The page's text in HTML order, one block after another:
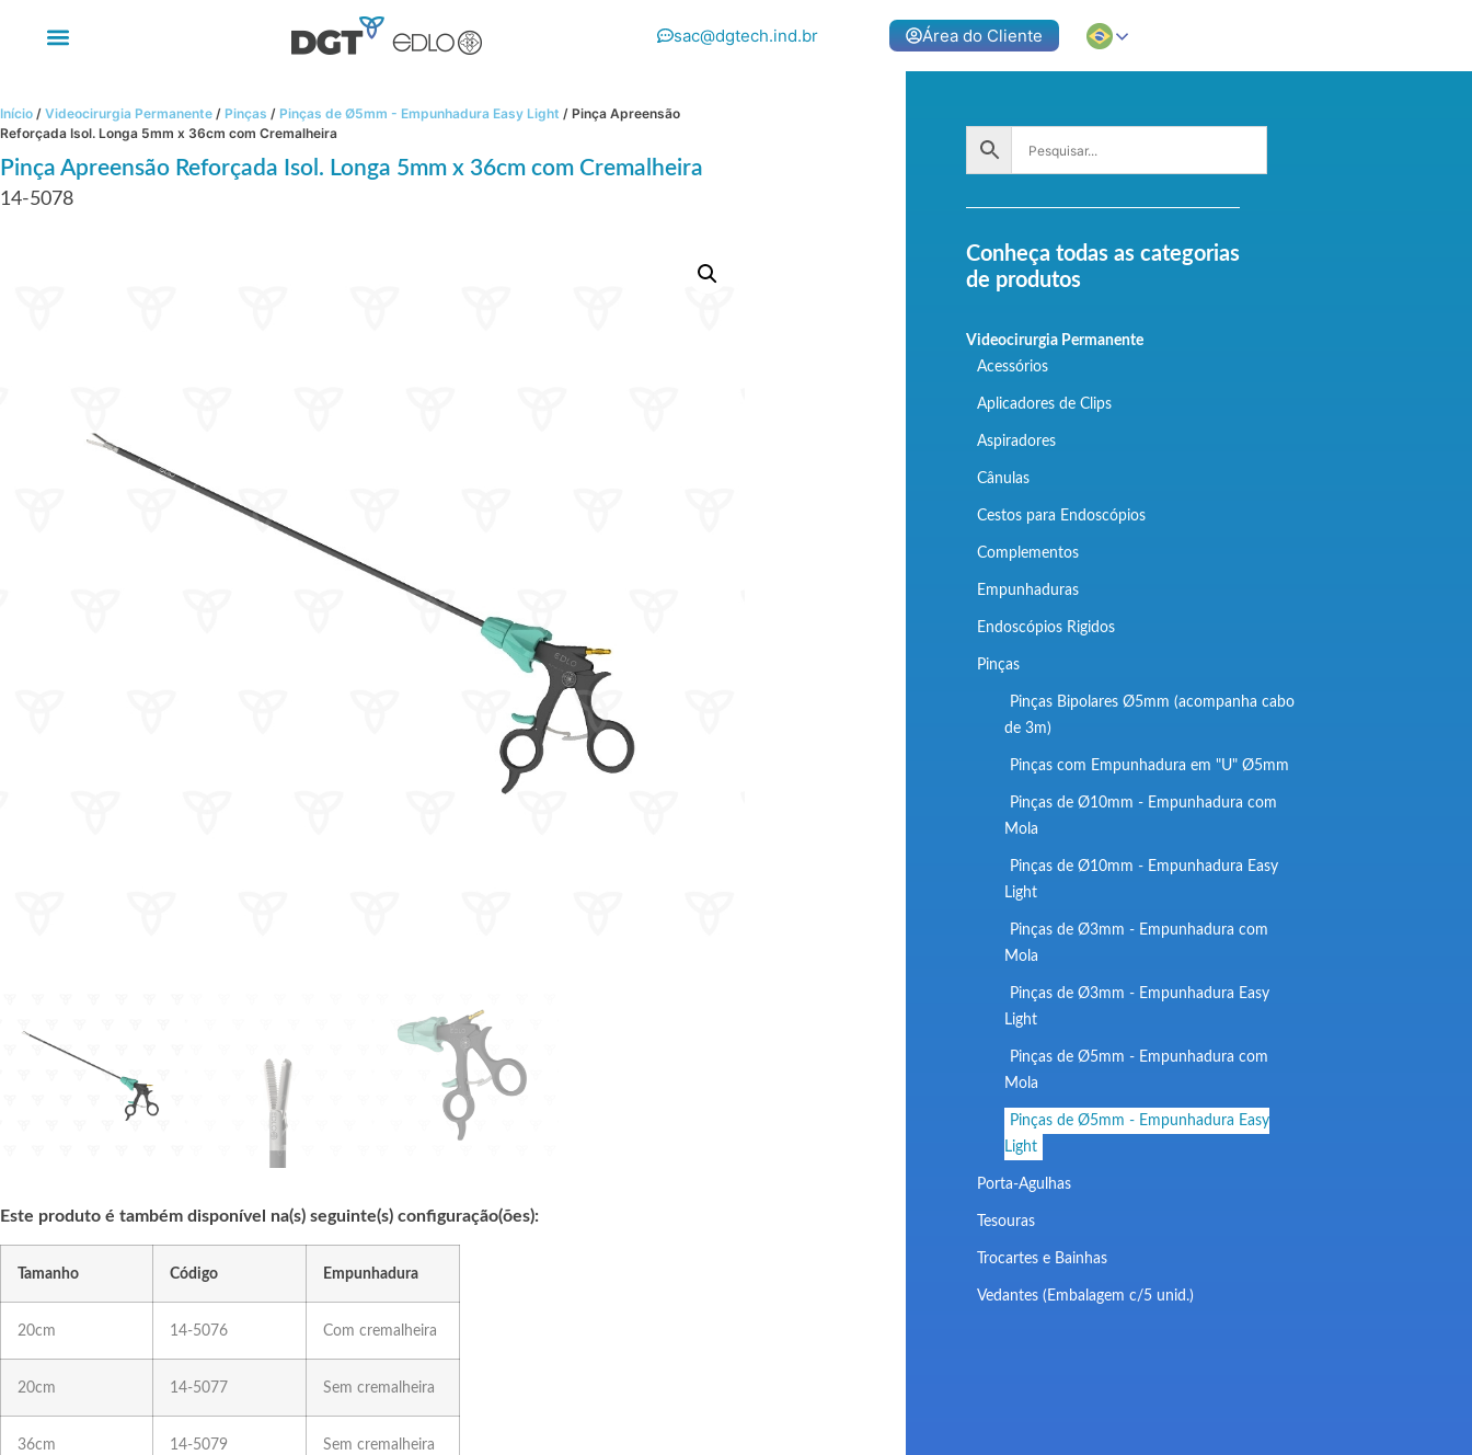
sac@dgtech.ind.br Área do Cliente
Início / Videocirurgia Permanente / Pinças / Pinças de Ø5mm - Empunhadura Easy Light / Pinça Apreensão
Reforçada Isol. Longa 5mm x 36cm com Cremalheira
Pinça Apreensão Reforçada Isol. Longa 5mm x 36cm com Cremalheira
14-5078
Este produto é também disponível na(s) seguinte(s) configuração(ões):
Tamanho Código Empunhadura
20cm 14-5076 Com cremalheira
20cm 14-5077 Sem cremalheira
36cm 14-5079 Sem cremalheira
Conheça todas as categorias
de produtos
Videocirurgia Permanente
Acessórios
Aplicadores de Clips
Aspiradores
Cânulas
Cestos para Endoscópios
Complementos
Empunhaduras
Endoscópios Rigidos
Pinças
Pinças Bipolares Ø5mm (acompanha cabo
de 3m)
Pinças com Empunhadura em "U" Ø5mm
Pinças de Ø10mm - Empunhadura com
Mola
Pinças de Ø10mm - Empunhadura Easy
Light
Pinças de Ø3mm - Empunhadura com
Mola
Pinças de Ø3mm - Empunhadura Easy
Light
Pinças de Ø5mm - Empunhadura com
Mola
Pinças de Ø5mm - Empunhadura Easy
Light
Porta-Agulhas
Tesouras
Trocartes e Bainhas
Vedantes (Embalagem c/5 unid.)